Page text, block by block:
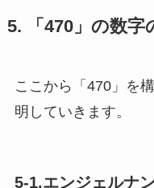
5. 「470」の数字
ここから「470」を
明していきます。
5-1.エンジェルナ